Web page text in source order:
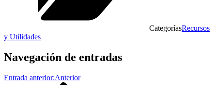
CategoríasRecursos
y Utilidades
Navegación de entradas
Entrada anterior:Anterior